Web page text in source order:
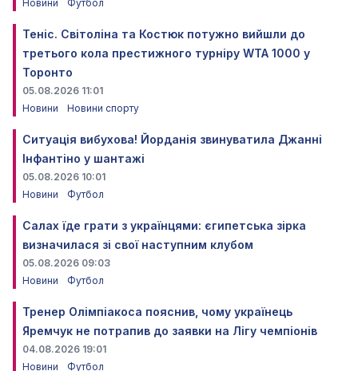
Новини
Футбол
Теніс. Світоліна та Костюк потужно вийшли до
третього кола престижного турніру WTA 1000 у
Торонто
05.08.2026 11:01
Новини
Новини спорту
Ситуація вибухова! Йорданія звинуватила Джанні
Інфантіно у шантажі
05.08.2026 10:01
Новини
Футбол
Салах їде грати з українцями: єгипетська зірка
визначилася зі свої наступним клубом
05.08.2026 09:03
Новини
Футбол
Тренер Олімпіакоса пояснив, чому українець
Яремчук не потрапив до заявки на Лігу чемпіонів
04.08.2026 19:01
Новини
Футбол